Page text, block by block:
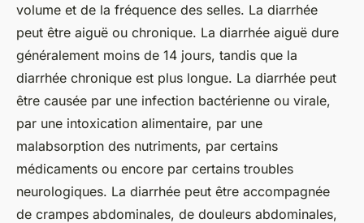
volume et de la fréquence des selles. La diarrhée
peut être aiguë ou chronique. La diarrhée aiguë dure
généralement moins de 14 jours, tandis que la
diarrhée chronique est plus longue. La diarrhée peut
être causée par une infection bactérienne ou virale,
par une intoxication alimentaire, par une
malabsorption des nutriments, par certains
médicaments ou encore par certains troubles
neurologiques. La diarrhée peut être accompagnée
de crampes abdominales, de douleurs abdominales,